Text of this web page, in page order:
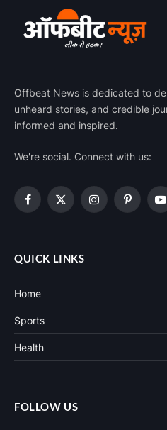
Offbeat News is dedicated to
unheard stories, and credible
informed and inspired.
We're social. Connect with us:
Facebook
X
InstagramPinterest
QUICK LINKS
Home
Sports
Health
FOLLOW US